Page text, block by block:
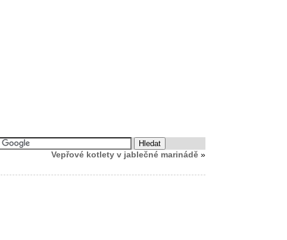
Vepřové kotlety v jablečné marinádě »